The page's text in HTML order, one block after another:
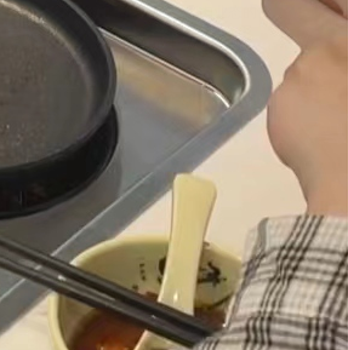
回转烤肉业态的快速发展，...